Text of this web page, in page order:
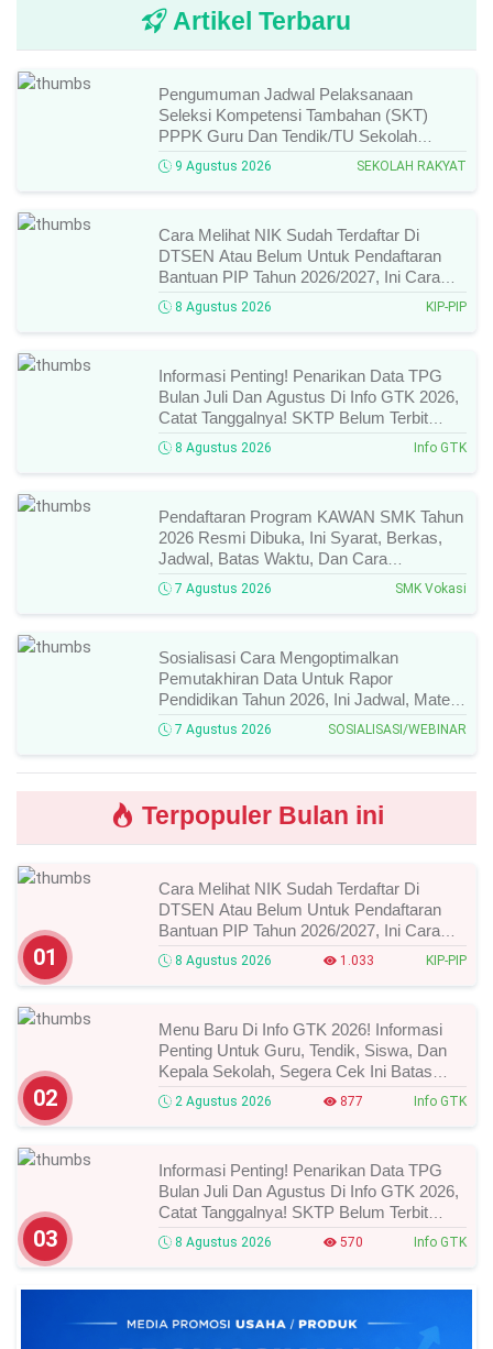
Artikel Terbaru
Pengumuman Jadwal Pelaksanaan
Seleksi Kompetensi Tambahan (SKT)
PPPK Guru Dan Tendik/TU Sekolah
Rakyat Di Kemensos Tahun 2026, Ini
Jadwal Dan Ketentuan Lengkapnya!
9 Agustus 2026 SEKOLAH RAKYAT
Cara Melihat NIK Sudah Terdaftar Di
DTSEN Atau Belum Untuk Pendaftaran
Bantuan PIP Tahun 2026/2027, Ini Cara
Cek Dan Syarat Perubahan Desil!
8 Agustus 2026 KIP-PIP
Informasi Penting! Penarikan Data TPG
Bulan Juli Dan Agustus Di Info GTK 2026,
Catat Tanggalnya! SKTP Belum Terbit
Januari–Juni, Ini Prosesnya!
8 Agustus 2026 Info GTK
Pendaftaran Program KAWAN SMK Tahun
2026 Resmi Dibuka, Ini Syarat, Berkas,
Jadwal, Batas Waktu, Dan Cara
Pendaftarannya!
7 Agustus 2026 SMK Vokasi
Sosialisasi Cara Mengoptimalkan
Pemutakhiran Data Untuk Rapor
Pendidikan Tahun 2026, Ini Jadwal, Materi,
Narasumber, Dan Link Mengikutinya!
7 Agustus 2026 SOSIALISASI/WEBINAR
Terpopuler Bulan ini
01
Cara Melihat NIK Sudah Terdaftar Di
DTSEN Atau Belum Untuk Pendaftaran
Bantuan PIP Tahun 2026/2027, Ini Cara
Cek Dan Syarat Perubahan Desil!
8 Agustus 2026 1.033 KIP-PIP
02
Menu Baru Di Info GTK 2026! Informasi
Penting Untuk Guru, Tendik, Siswa, Dan
Kepala Sekolah, Segera Cek Ini Batas
Waktunya!
2 Agustus 2026 877 Info GTK
03
Informasi Penting! Penarikan Data TPG
Bulan Juli Dan Agustus Di Info GTK 2026,
Catat Tanggalnya! SKTP Belum Terbit
Januari–Juni, Ini Prosesnya!
8 Agustus 2026 570 Info GTK